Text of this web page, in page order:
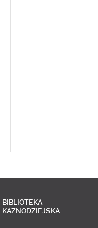
BIBLIOTEKA
KAZNODZIEJSKA